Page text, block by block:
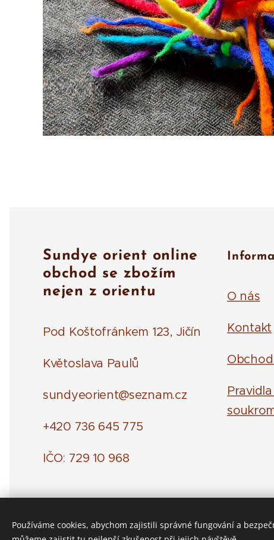
Sundye orient online
obchod se zbožím
nejen z orientu
Pod Koštofránkem 123, Jičín
Květoslava Paulů
sundyeorient@seznam.cz
+420 736 645 775
IČO: 729 10 968
O nás
Kontakt
Používáme cookies, abychom zajistili správné fungování a